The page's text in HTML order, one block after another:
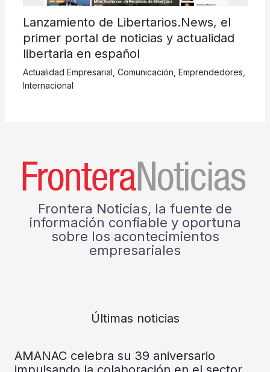
Lanzamiento de Libertarios.News, el
primer portal de noticias y actualidad
libertaria en español
Actualidad Empresarial Comunicación Emprendedores
Internacional
Frontera Noticias, la fuente de
información confiable y oportuna
sobre los acontecimientos
empresariales
Últimas noticias
AMANAC celebra su 39 aniversario